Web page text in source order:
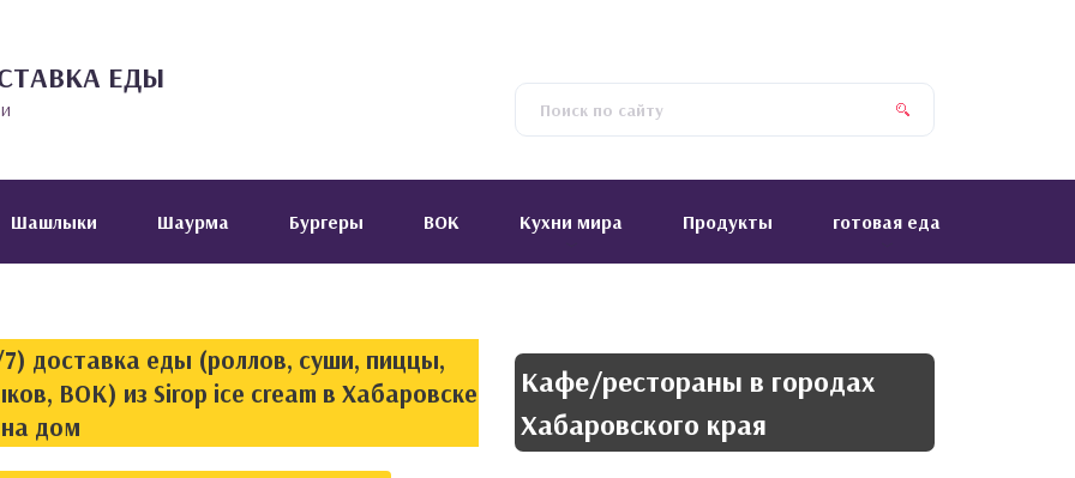
ЕДЫ
Шашлыки Шаурма Бургеры ВОК Кухни мира Продукты готовая еда
доставка еды (роллов, суши, пиццы,
ВОК) из Sirop ice cream в Хабаровске
на дом
Кафе/рестораны в городах
Хабаровского края